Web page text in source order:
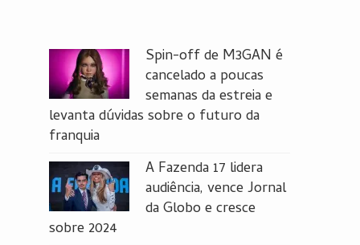
Spin-off de M3GAN é
cancelado a poucas
semanas da estreia e
levanta dúvidas sobre o futuro da
franquia
A Fazenda 17 lidera
audiência, vence Jornal
da Globo e cresce
sobre 2024